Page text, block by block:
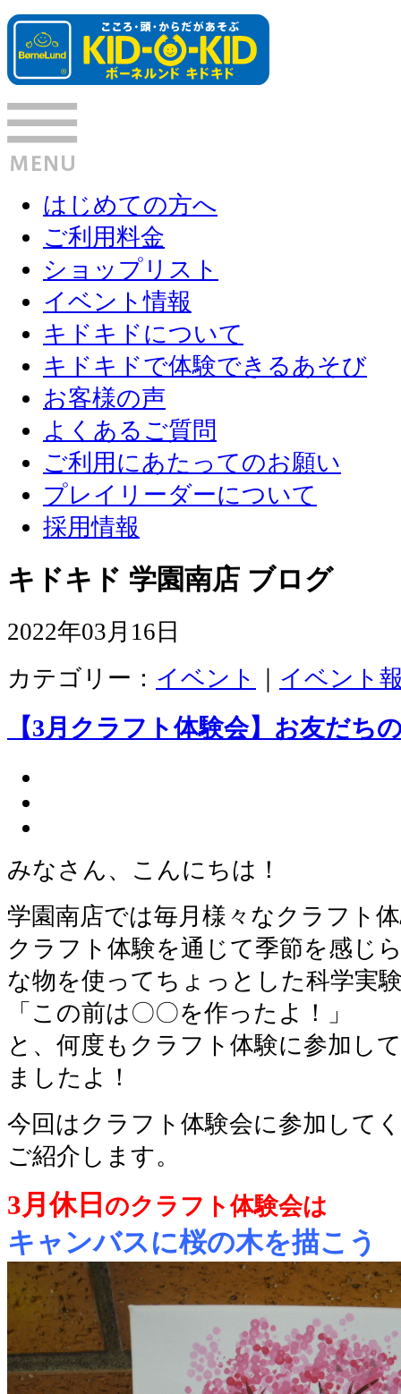
はじめての方へ
ご利用料金
ショップリスト
イベント情報
キドキドについて
キドキドで体験できるあそび
お客様の声
よくあるご質問
ご利用にあたってのお願い
プレイリーダーについて
採用情報
キドキド 学園南店 ブログ
2022年03月16日
カテゴリー： イベント イベント
【3月クラフト体験会】お友だち
みなさん、こんにちは！
学園南店では毎月様々なクラフト
クラフト体験を通じて季節を感じ
な物を使ってちょっとした科学実
「この前は〇〇を作ったよ！」
と、何度もクラフト体験に参加し
ましたよ！
今回はクラフト体験会に参加して
ご紹介します。
3月休日 のクラフト体験会は
キャンバスに桜の木を描